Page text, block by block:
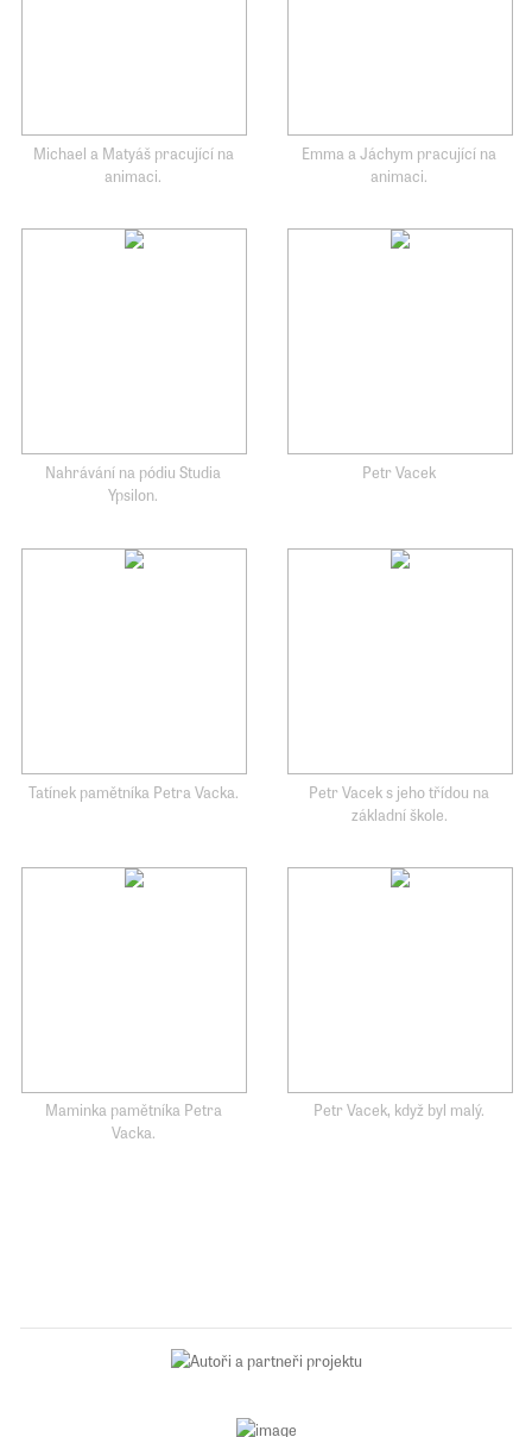
Michael a Matyáš pracující na
animaci.
Emma a Jáchym pracující na
animaci.
Nahrávání na pódiu Studia
Ypsilon.
Petr Vacek
Tatínek pamětníka Petra Vacka.
Petr Vacek s jeho třídou na
základní škole.
Maminka pamětníka Petra
Vacka.
Petr Vacek, když byl malý.